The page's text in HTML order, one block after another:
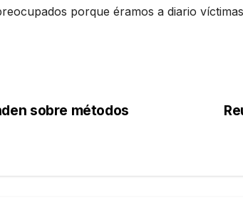
porque éramos a diario
sobre métodos